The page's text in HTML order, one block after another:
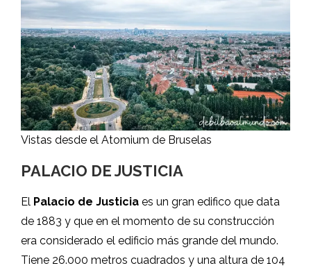
Vistas desde el Atomium de Bruselas
PALACIO DE JUSTICIA
El Palacio de Justicia es un gran edifico que data
de 1883 y que en el momento de su construcción
era considerado el edificio más grande del mundo.
Tiene 26.000 metros cuadrados y una altura de 104